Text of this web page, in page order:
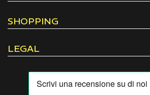
SHOPPING
LEGAL